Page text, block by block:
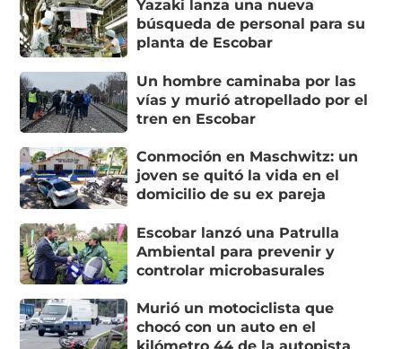
Yazaki lanza una nueva
búsqueda de personal para su
planta de Escobar
Un hombre caminaba por las
vías y murió atropellado por el
tren en Escobar
Conmoción en Maschwitz: un
joven se quitó la vida en el
domicilio de su ex pareja
Escobar lanzó una Patrulla
Ambiental para prevenir y
controlar microbasurales
Murió un motociclista que
chocó con un auto en el